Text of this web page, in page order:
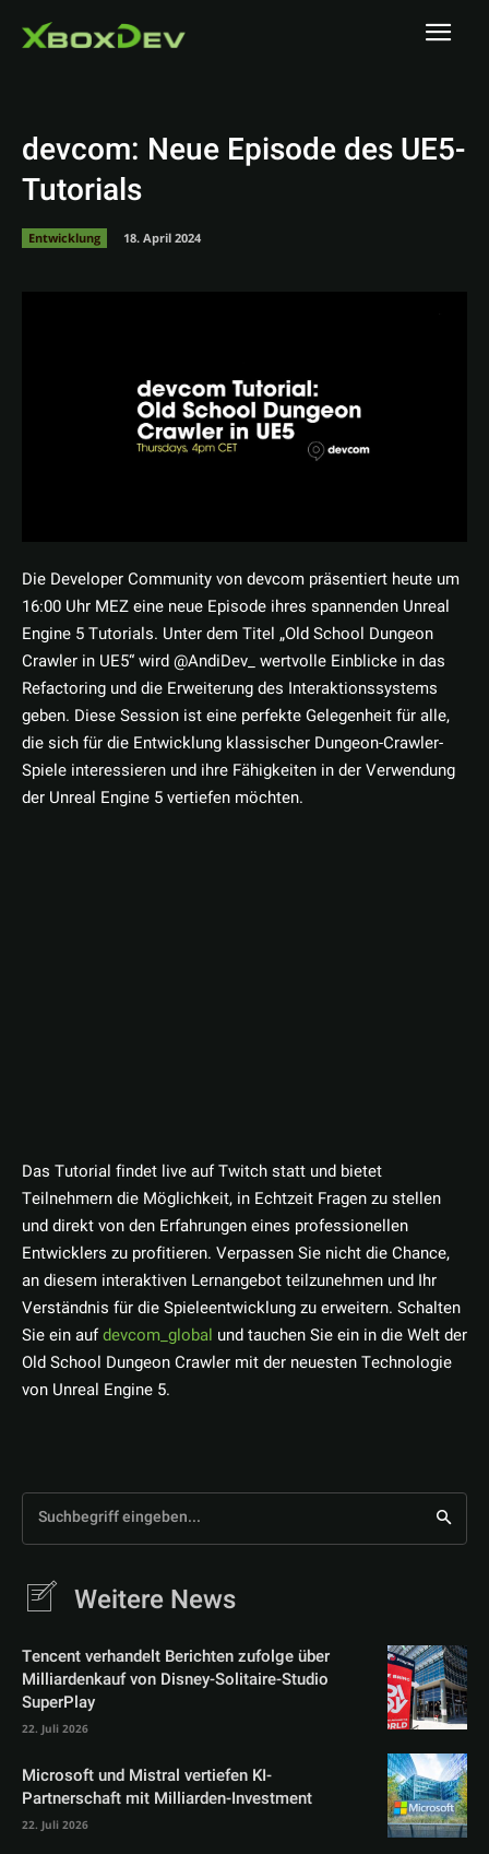
devcom: Neue Episode des UE5-
Tutorials
Entwicklung 18. April 2024
Die Developer Community von devcom präsentiert heute um
16:00 Uhr MEZ eine neue Episode ihres spannenden Unreal
Engine 5 Tutorials. Unter dem Titel „Old School Dungeon
Crawler in UE5“ wird @AndiDev_ wertvolle Einblicke in das
Refactoring und die Erweiterung des Interaktionssystems
geben. Diese Session ist eine perfekte Gelegenheit für alle,
die sich für die Entwicklung klassischer Dungeon-Crawler-
Spiele interessieren und ihre Fähigkeiten in der Verwendung
der Unreal Engine 5 vertiefen möchten.
Das Tutorial findet live auf Twitch statt und bietet
Teilnehmern die Möglichkeit, in Echtzeit Fragen zu stellen
und direkt von den Erfahrungen eines professionellen
Entwicklers zu profitieren. Verpassen Sie nicht die Chance,
an diesem interaktiven Lernangebot teilzunehmen und Ihr
Verständnis für die Spieleentwicklung zu erweitern. Schalten
Sie ein aufdevcom_global und tauchen Sie ein in die Welt der
Old School Dungeon Crawler mit der neuesten Technologie
von Unreal Engine 5.
Suchbegriff eingeben...
Weitere News
Tencent verhandelt Berichten zufolge über
Milliardenkauf von Disney-Solitaire-Studio
SuperPlay
22. Juli 2026
Microsoft und Mistral vertiefen KI-
Partnerschaft mit Milliarden-Investment
22. Juli 2026